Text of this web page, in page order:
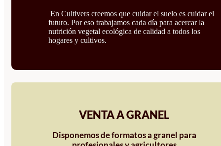
En Cultivers creemos que cuidar el suelo es cuidar el
futuro. Por eso trabajamos cada día para acercar la
nutrición vegetal ecológica de calidad a todos los
hogares y cultivos.
VENTA A GRANEL
Disponemos de formatos a granel para